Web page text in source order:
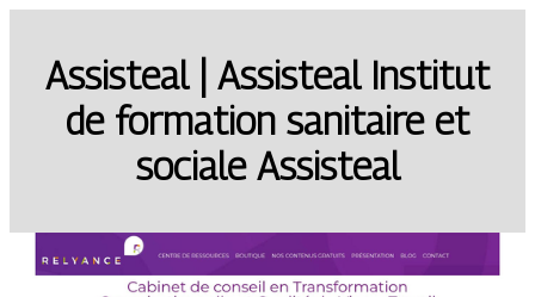
Assisteal | Assisteal Institut
de formation sanitaire et
sociale Assisteal